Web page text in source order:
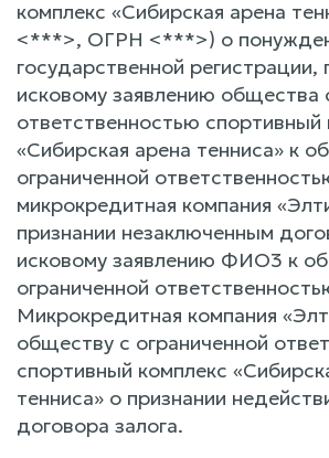
комплекс «Сибирская арена
<***>, ОГРН <***>) о
государственной регистрации,
исковому заявлению общества
ответственностью спортивный
«Сибирская арена тенниса» к
ограниченной
микрокредитная компания
признании незаключенным
исковому заявлению ФИО3 к
ограниченной
Микрокредитная компания
обществу с ограниченной
спортивный комплекс
тенниса» о признании
договора залога.